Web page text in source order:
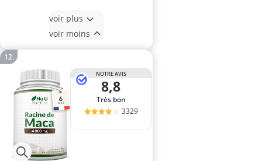
voir plus
voir moins
NOTRE AVIS
8,8
Très bon
3329